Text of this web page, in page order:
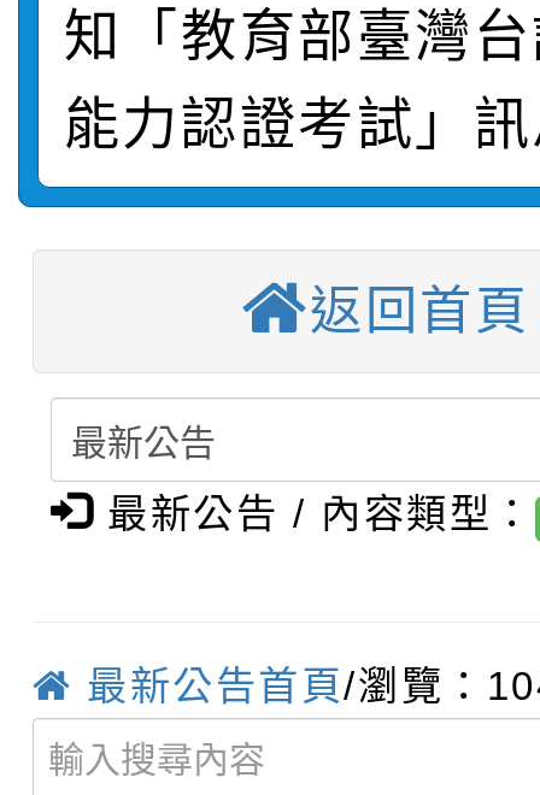
宣導。
結果(第10招)
學年度第1學期第9次代
結果(第2招)
轉知：本市公務人員協
9月16日本府B2大禮堂
1次會員大會暨第7屆會
函轉運動部全民運動署
推動社區運動俱樂部營
權責核予出席人員公(
桃園區第七屆教育盃羽
【甄選結果(第3招)】
學年度第1學期第9次
桃園市家庭教育中心
「祖孫樂淘桃」、「愛
絕-親子共學同樂會」
宣導。
員」簡章及活動海報，
踴躍報名參加
115學年度新生訓練注
115學年度新生補報到
【甄選結果(第10招)】
結果(第10招)
學年度第1學期第9次代
結果(第2招)
轉知：本市公務人員協
9月16日本府B2大禮堂
函轉運動部全民運動署
知「教育部臺灣
能力認證考試」
返回首頁
最新公告 / 內容類型：
最新公告首頁/瀏覽：